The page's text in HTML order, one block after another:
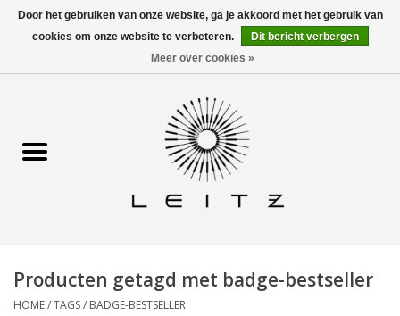
0 Artikelen - €0,00 Contact
Recepten
Producten getagd met badge-bestseller
HOME/TAGS/ BADGE-BESTSELLER
Door het gebruiken van onze website, ga je akkoord met het gebruik van
cookies om onze website te verbeteren.
Dit bericht verbergen
Meer over cookies »